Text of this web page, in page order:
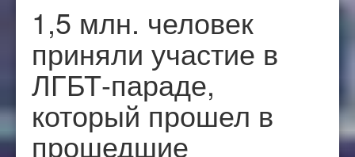
1,5 млн. человек
приняли участие в
ЛГБТ-параде,
который прошел в
прошедшие